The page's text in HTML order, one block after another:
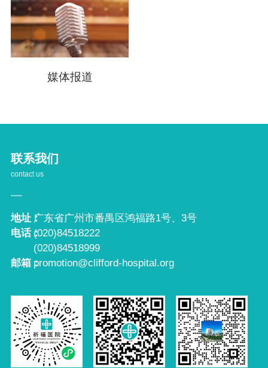
媒体报道
联系我们
contact us
地址：广东省广州市番禺区鸿福路1号、3号
电话：(020)84518222
(020)84518999
邮箱：promotion@clifford-hospital.org